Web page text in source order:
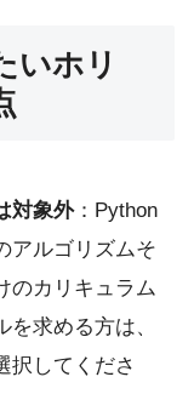
いホリ
対象外：Python
アルゴリズムそ
のカリキュラム
求める方は、
択してくださ